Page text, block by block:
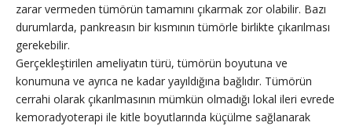
zarar vermeden tümörün tamamını çıkarmak zor olabilir. Bazı
durumlarda, pankreasın bir kısmının tümörle birlikte çıkarılması
gerekebilir.
Gerçekleştirilen ameliyatın türü, tümörün boyutuna ve
konumuna ve ayrıca ne kadar yayıldığına bağlıdır. Tümörün
cerrahi olarak çıkarılmasının mümkün olmadığı lokal ileri evrede
kemoradyoterapi ile kitle boyutlarında küçülme sağlanarak